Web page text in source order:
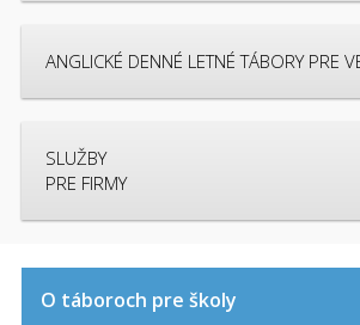
ANGLICKÉ DENNÉ LETNÉ TÁBORY PRE
SLUŽBY
PRE FIRMY
O táboroch pre školy